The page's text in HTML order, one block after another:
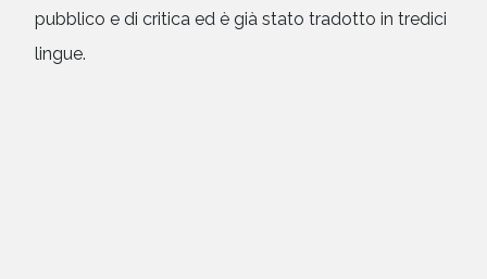
pubblico e di critica ed è già stato tradotto in tredici
lingue.